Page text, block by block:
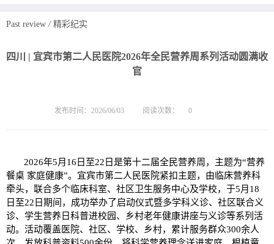
Past review / 精彩纪实
四川 | 宜宾市第二人民医院2026年全民营养周系列活动圆满收
官
发布时间：2026/06/03 阅读次数： 0
2026年5月16日至22日是第十二届全民营养周，主题为“营养
餐桌 家庭健康”。宜宾市第二人民医院紧扣主题，由临床营养科
牵头，联合多个临床科室、社区卫生服务中心及学校，于5月18
日至22日期间，成功举办了启动仪式暨多学科义诊、社区联合义
诊、学生营养日科普进校园、乡村老年健康讲座与义诊等系列活
动。活动覆盖医院、社区、学校、乡村，累计服务群众300余人